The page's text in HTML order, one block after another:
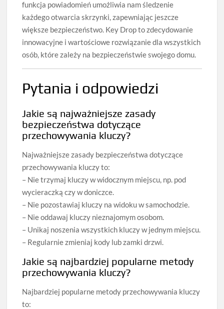
funkcja powiadomień umożliwia nam śledzenie
każdego otwarcia skrzynki, zapewniając jeszcze
większe bezpieczeństwo. Key Drop to zdecydowanie
innowacyjne i wartościowe rozwiązanie dla wszystkich
osób, które zależy na bezpieczeństwie swojego domu.
Pytania i odpowiedzi
Jakie są najważniejsze zasady
bezpieczeństwa dotyczące
przechowywania kluczy?
Najważniejsze zasady bezpieczeństwa dotyczące
przechowywania kluczy to:
– Nie trzymaj kluczy w widocznym miejscu, np. pod
wycieraczką czy w doniczce.
– Nie pozostawiaj kluczy na widoku w samochodzie.
– Nie oddawaj kluczy nieznajomym osobom.
– Unikaj noszenia wszystkich kluczy w jednym miejscu.
– Regularnie zmieniaj kody lub zamki drzwi.
Jakie są najbardziej popularne metody
przechowywania kluczy?
Najbardziej popularne metody przechowywania kluczy
to: